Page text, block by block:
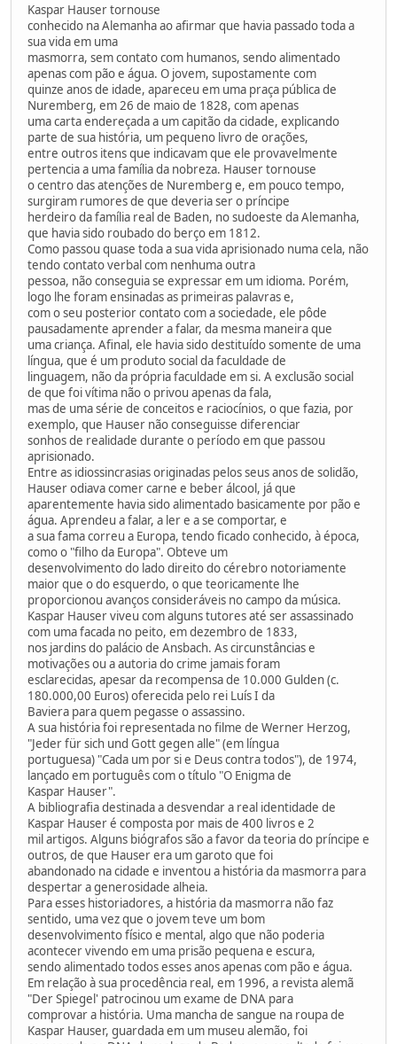
Kaspar Hauser tornouse
conhecido na Alemanha ao afirmar que havia passado toda a
sua vida em uma
masmorra, sem contato com humanos, sendo alimentado
apenas com pão e água. O jovem, supostamente com
quinze anos de idade, apareceu em uma praça pública de
Nuremberg, em 26 de maio de 1828, com apenas
uma carta endereçada a um capitão da cidade, explicando
parte de sua história, um pequeno livro de orações,
entre outros itens que indicavam que ele provavelmente
pertencia a uma família da nobreza. Hauser tornouse
o centro das atenções de Nuremberg e, em pouco tempo,
surgiram rumores de que deveria ser o príncipe
herdeiro da família real de Baden, no sudoeste da Alemanha,
que havia sido roubado do berço em 1812.
Como passou quase toda a sua vida aprisionado numa cela, não
tendo contato verbal com nenhuma outra
pessoa, não conseguia se expressar em um idioma. Porém,
logo lhe foram ensinadas as primeiras palavras e,
com o seu posterior contato com a sociedade, ele pôde
pausadamente aprender a falar, da mesma maneira que
uma criança. Afinal, ele havia sido destituído somente de uma
língua, que é um produto social da faculdade de
linguagem, não da própria faculdade em si. A exclusão social
de que foi vítima não o privou apenas da fala,
mas de uma série de conceitos e raciocínios, o que fazia, por
exemplo, que Hauser não conseguisse diferenciar
sonhos de realidade durante o período em que passou
aprisionado.
Entre as idiossincrasias originadas pelos seus anos de solidão,
Hauser odiava comer carne e beber álcool, já que
aparentemente havia sido alimentado basicamente por pão e
água. Aprendeu a falar, a ler e a se comportar, e
a sua fama correu a Europa, tendo ficado conhecido, à época,
como o "filho da Europa". Obteve um
desenvolvimento do lado direito do cérebro notoriamente
maior que o do esquerdo, o que teoricamente lhe
proporcionou avanços consideráveis no campo da música.
Kaspar Hauser viveu com alguns tutores até ser assassinado
com uma facada no peito, em dezembro de 1833,
nos jardins do palácio de Ansbach. As circunstâncias e
motivações ou a autoria do crime jamais foram
esclarecidas, apesar da recompensa de 10.000 Gulden (c.
180.000,00 Euros) oferecida pelo rei Luís I da
Baviera para quem pegasse o assassino.
A sua história foi representada no filme de Werner Herzog,
"Jeder für sich und Gott gegen alle" (em língua
portuguesa) "Cada um por si e Deus contra todos"), de 1974,
lançado em português com o título "O Enigma de
Kaspar Hauser".
A bibliografia destinada a desvendar a real identidade de
Kaspar Hauser é composta por mais de 400 livros e 2
mil artigos. Alguns biógrafos são a favor da teoria do príncipe e
outros, de que Hauser era um garoto que foi
abandonado na cidade e inventou a história da masmorra para
despertar a generosidade alheia.
Para esses historiadores, a história da masmorra não faz
sentido, uma vez que o jovem teve um bom
desenvolvimento físico e mental, algo que não poderia
acontecer vivendo em uma prisão pequena e escura,
sendo alimentado todos esses anos apenas com pão e água.
Em relação à sua procedência real, em 1996, a revista alemã
"Der Spiegel' patrocinou um exame de DNA para
comprovar a história. Uma mancha de sangue na roupa de
Kaspar Hauser, guardada em um museu alemão, foi